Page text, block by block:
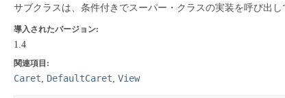
サブクラスは、条件付きでスーパー・クラスの実装を呼び出
導入されたバージョン:
1.4
関連項目:
Caret, DefaultCaret, View